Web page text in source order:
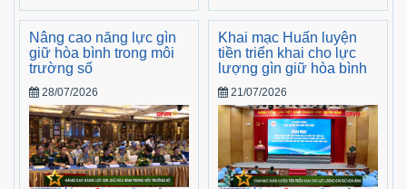
Nâng cao năng lực gìn
giữ hòa bình trong môi
trường số
28/07/2026
Khai mạc Huấn luyện
tiền triển khai cho lực
lượng gìn giữ hòa bình
21/07/2026